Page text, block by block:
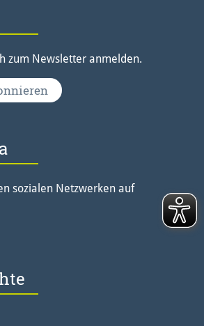
zum Newsletter anmelden.
sozialen Netzwerken auf